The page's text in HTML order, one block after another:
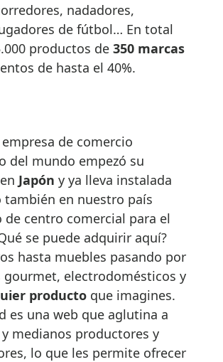
nadadores,
de fútbol… En total
productos de 350 marcas
de hasta el 40%.
de comercio
del mundo empezó su
Japón y ya lleva instalada
en nuestro país
de centro comercial para el
se puede adquirir aquí?
hasta muebles pasando por
gourmet, electrodomésticos y
producto que imagines.
es una web que aglutina a
medianos productores y
lo que les permite ofrecer